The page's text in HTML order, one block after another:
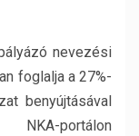
nevezési
foglalja a 27%-
benyújtásával
portálon